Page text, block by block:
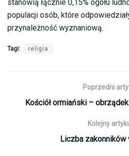
stanowią łącznie 0,15% ogółu
populacji osób, które
przynależność wyznaniową.
Tagi: religia
Poprzedni
Kościół ormiański –
Kolejny
Liczba zakonników